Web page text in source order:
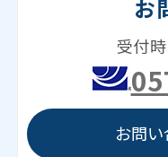
お
受付
お問